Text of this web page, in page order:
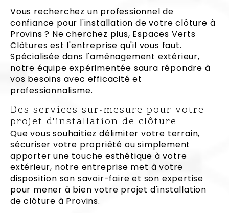
Vous recherchez un professionnel de
confiance pour l'installation de votre clôture à
Provins ? Ne cherchez plus, Espaces Verts
Clôtures est l'entreprise qu'il vous faut.
Spécialisée dans l'aménagement extérieur,
notre équipe expérimentée saura répondre à
vos besoins avec efficacité et
professionnalisme.
Des services sur-mesure pour votre
projet d'installation de clôture
Que vous souhaitiez délimiter votre terrain,
sécuriser votre propriété ou simplement
apporter une touche esthétique à votre
extérieur, notre entreprise met à votre
disposition son savoir-faire et son expertise
pour mener à bien votre projet d'installation
de clôture à Provins.